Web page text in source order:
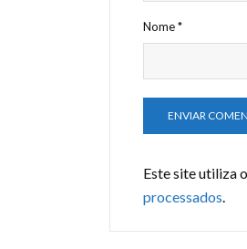
Nome*
Este site utiliza
processados.